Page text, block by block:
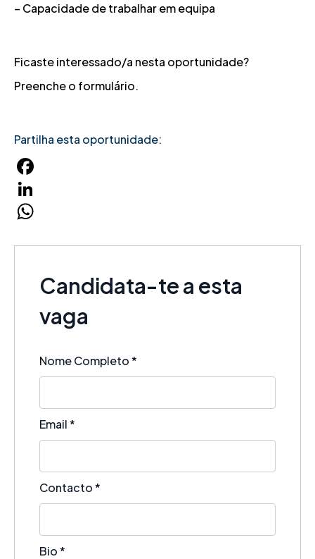
– Capacidade de trabalhar em equipa
Ficaste interessado/a nesta oportunidade?
Preenche o formulário.
Partilha esta oportunidade:
Facebook
LinkedIn
Candidata-te a esta
vaga
Nome Completo*
Email*
Contacto*
Bio*